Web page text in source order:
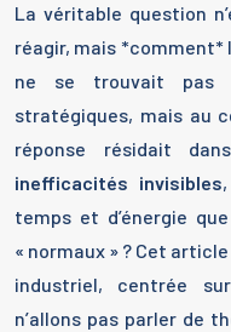
La véritable question
réagir, mais
ne se trouvait pas
stratégiques, mais au
réponse résidait
inefficacités invisibles
temps et d’énergie
« normaux » ? Cet
industriel, centrée
n’allons pas parler de